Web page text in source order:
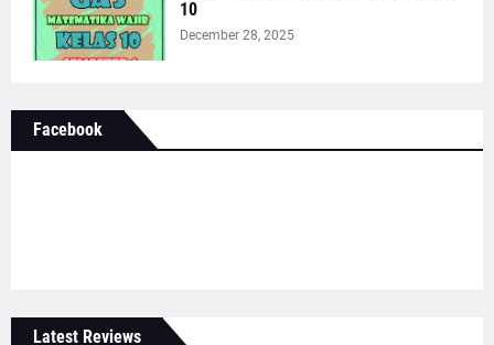
10
December 28, 2025
Facebook
Latest Reviews